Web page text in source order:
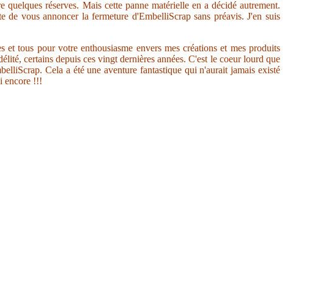
quelques réserves. Mais cette panne matérielle en a décidé autrement.
de vous annoncer la fermeture d'EmbelliScrap sans préavis. J'en suis
et tous pour votre enthousiasme envers mes créations et mes produits
certains depuis ces vingt dernières années. C'est le coeur lourd que
Cela a été une aventure fantastique qui n'aurait jamais existé
encore !!!